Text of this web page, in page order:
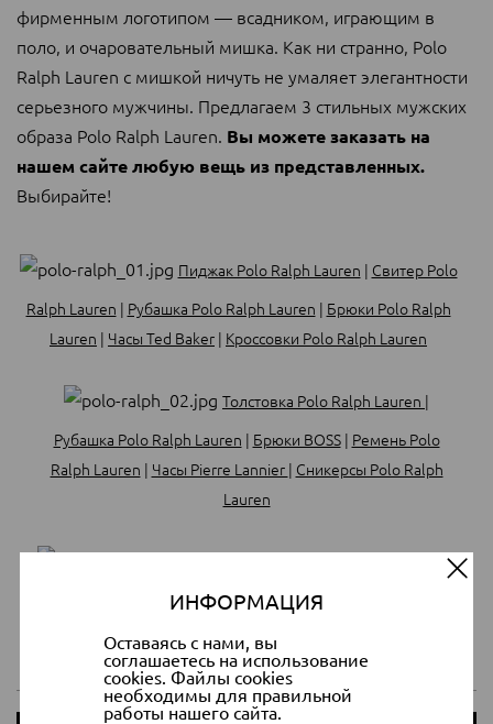
фирменным логотипом — всадником, играющим в
поло, и очаровательный мишка. Как ни странно, Polo
Ralph Lauren с мишкой ничуть не умаляет элегантности
серьезного мужчины. Предлагаем 3 стильных мужских
образа Polo Ralph Lauren. Вы можете заказать на
нашем сайте любую вещь из представленных.
Выбирайте!
Пиджак Polo Ralph Lauren | Свитер Polo
Ralph Lauren | Рубашка Polo Ralph Lauren | Брюки Polo Ralph
Lauren | Часы Ted Baker | Кроссовки Polo Ralph Lauren
Толстовка Polo Ralph Lauren |
Рубашка Polo Ralph Lauren | Брюки BOSS| Ремень Polo
Ralph Lauren | Часы Pierre Lannier | Сникерсы Polo Ralph
Lauren
Рубашка Polo
Бабочка Polo Ralph Lauren
ИНФОРМАЦИЯ
Оставаясь с нами, вы
соглашаетесь на использование
cookies. Файлы cookies
необходимы для правильной
работы нашего сайта.